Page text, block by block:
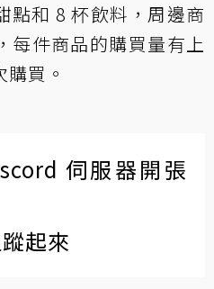
點和 8 杯飲料，周邊商
每件商品的購買量有上
買。
伺服器開張
起來